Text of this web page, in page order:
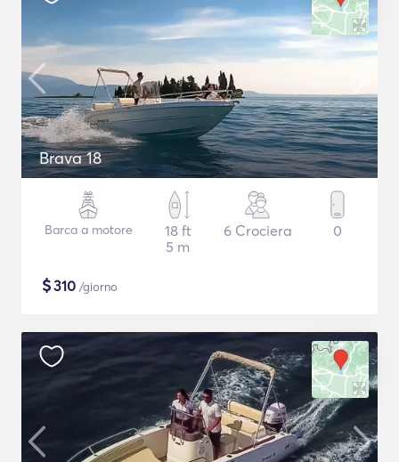
Brava 18
Barca a motore
18 ft
5 m
6 Crociera 0
$310 /giorno